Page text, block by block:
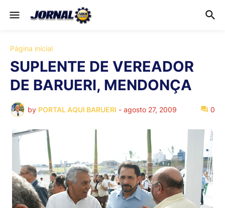
Página inicial
SUPLENTE DE VEREADOR
DE BARUERI, MENDONÇA
by PORTAL AQUI BARUERI - agosto 27, 2009 0